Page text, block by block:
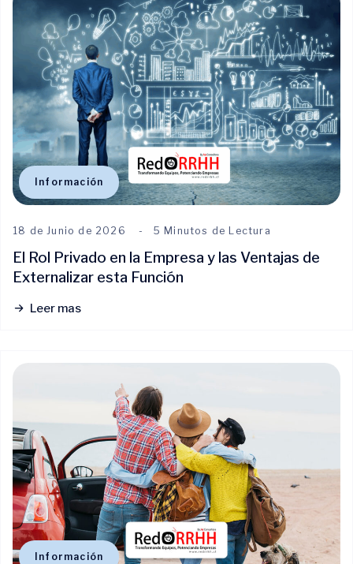
Información
18 de Junio de 2026 5 Minutos de Lectura
El Rol Privado en la Empresa y las Ventajas de
Externalizar esta Función
Leer mas
Información